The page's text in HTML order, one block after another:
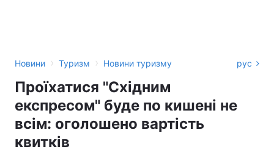
Новини › Туризм › Новини туризму рус
Проїхатися "Східним
експресом" буде по кишені не
всім: оголошено вартість
квитків